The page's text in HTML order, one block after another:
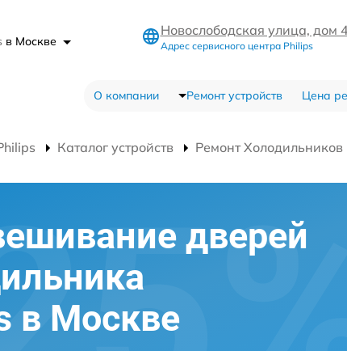
в Москве
Новослободская улица, дом 4
Адрес сервисного центра Philips
О компании Ремонт устройств Цена
Каталог устройств Ремонт Холодильников
дверей
в Москве